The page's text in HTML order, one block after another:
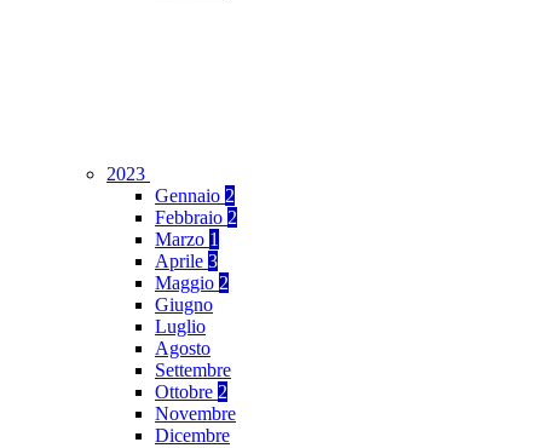
2023
Gennaio 2
Febbraio 2
Marzo 1
Aprile 3
Maggio 2
Giugno
Luglio
Agosto
Settembre
Ottobre 2
Novembre
Dicembre